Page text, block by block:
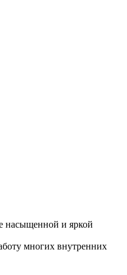
насыщенной и яркой
многих внутренних